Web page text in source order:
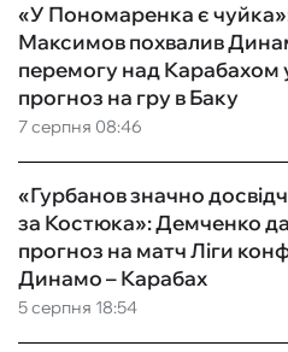
7 серпня 08:46
«У Пономаренка є
Максимов похвалив
перемогу над Карабахом
прогноз на гру в Баку
5 серпня 18:54
«Гурбанов значно
за Костюка»: Демченко
прогноз на матч Ліги
Динамо – Карабах